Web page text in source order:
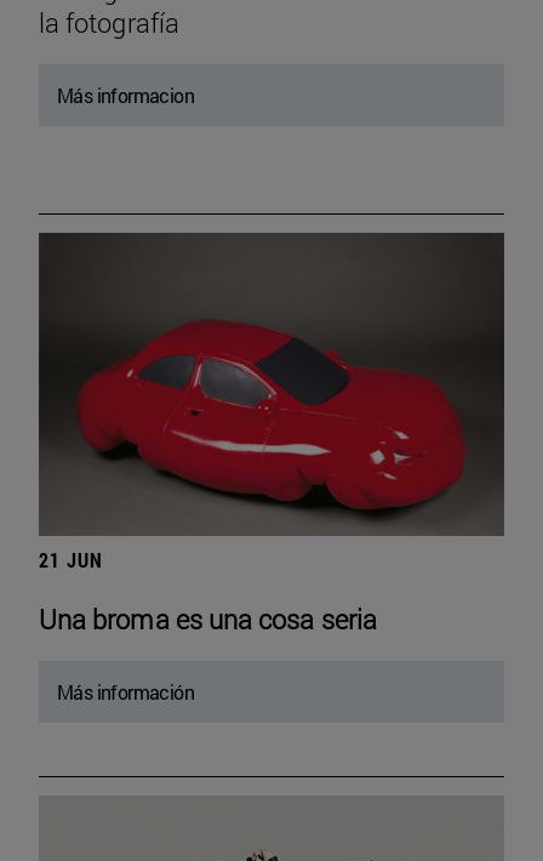
la fotografía
Más informacion
21 JUN
Una broma es una cosa seria
Más información